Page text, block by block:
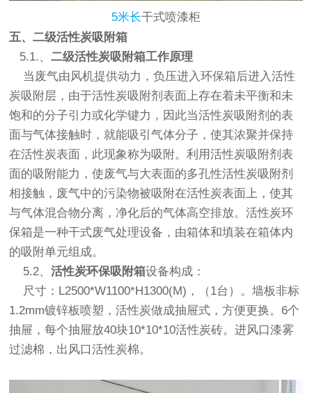
5米长干式喷漆柜
五、二级活性炭吸附箱
5.1.、二级活性炭吸附箱工作原理
当废气由风机提供动力，负压进入环保箱后进入活性
炭吸附层，由于活性炭吸附剂表面上存在着未平衡和未
饱和的分子引力或化学键力，因此当活性炭吸附剂的表
面与气体接触时，就能吸引气体分子，使其浓聚并保持
在活性炭表面，此现象称为吸附。利用活性炭吸附剂表
面的吸附能力，使废气与大表面的多孔性活性炭吸附剂
相接触，废气中的污染物被吸附在活性炭表面上，使其
与气体混合物分离，净化后的气体高空排放。活性炭环
保箱是一种干式废气处理设备，由箱体和填装在箱体内
的吸附单元组成。
5.2、活性炭环保吸附箱设备构成：
尺寸：L2500*W1100*H1300(M)，（1台）。墙板非标
1.2mm镀锌板喷塑，活性炭做成抽屉式，方便更换。6个
抽屉，每个抽屉放40块10*10*10活性炭砖。进风口漆雾
过滤棉，出风口活性炭棉。